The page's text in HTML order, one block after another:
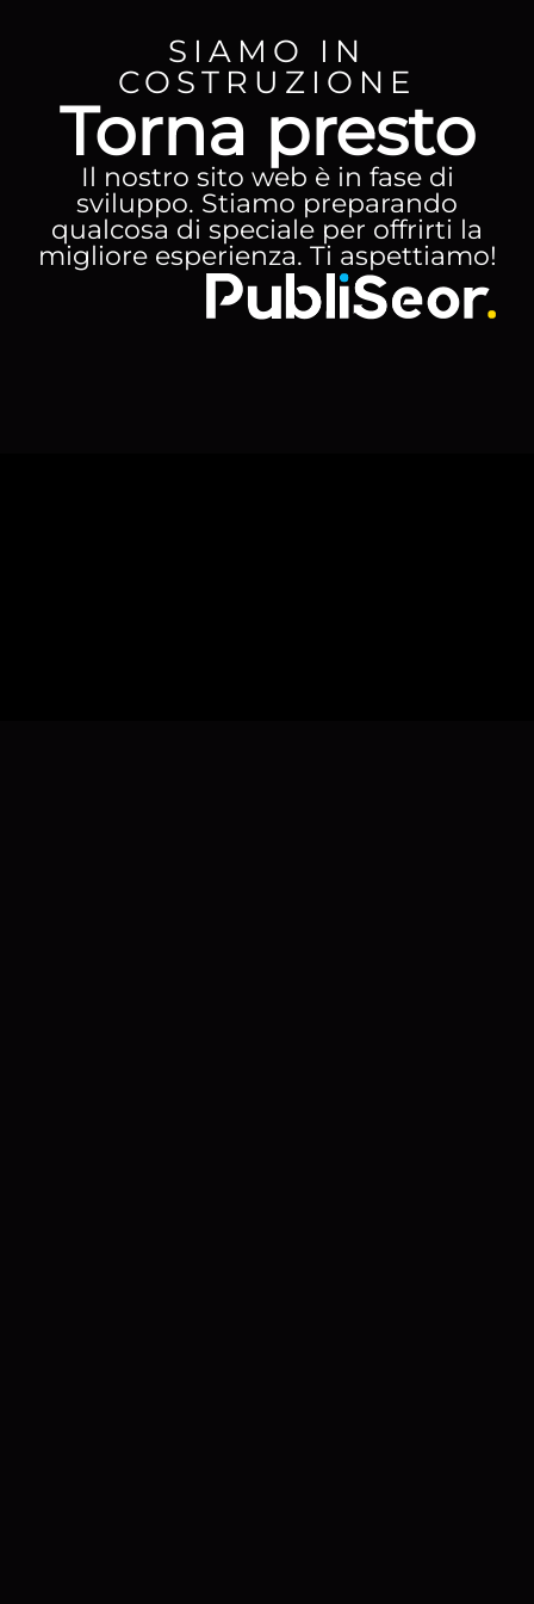
SIAMO IN
COSTRUZIONE
Torna presto
Il nostro sito web è in fase di
sviluppo. Stiamo preparando
qualcosa di speciale per offrirti la
migliore esperienza. Ti aspettiamo!